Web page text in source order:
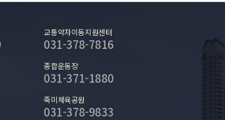
교통약자이동지원센터
031-378-7816
종합운동장
031-371-1880
죽미체육공원
031-378-9833